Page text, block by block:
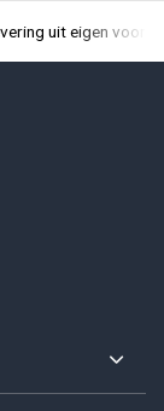
uit eigen